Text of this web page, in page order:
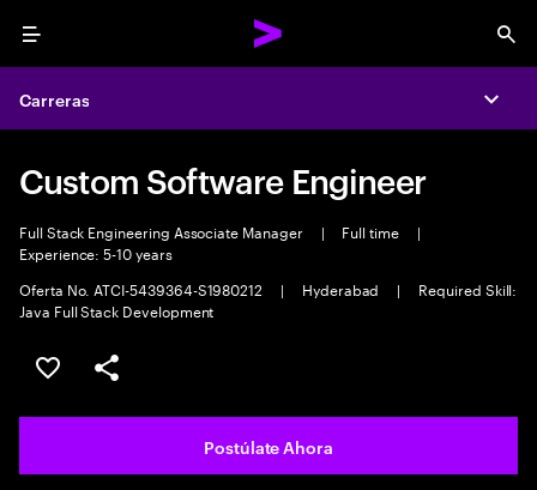
Menu
Carreras
Custom Software Engineer
Full Stack Engineering Associate Manager | Full time
|
Experience: 5-10 years
Oferta No. ATCI-5439364-S1980212
| Hyderabad |
Required Skill:
Java Full Stack Development
Guardar este empleo
Compartir este empleo
Postúlate Ahora